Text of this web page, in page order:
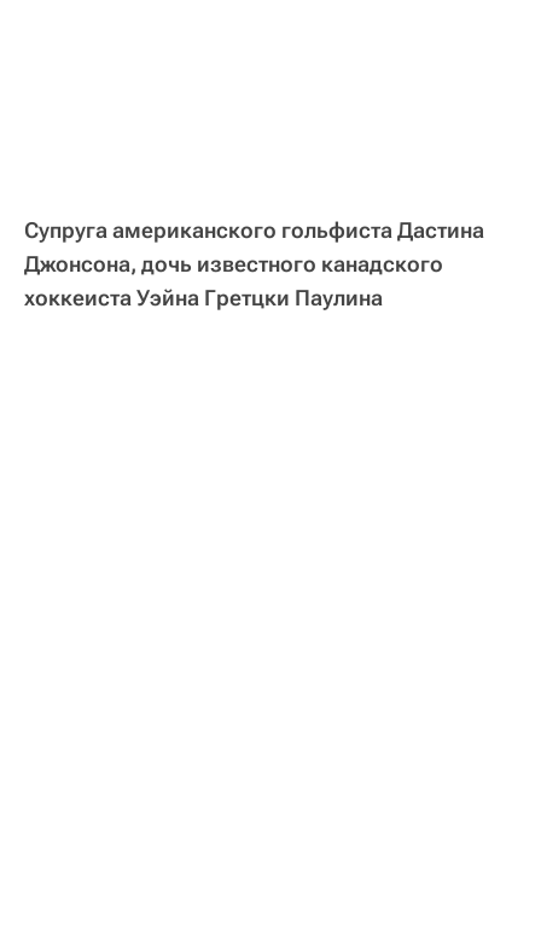
Супруга американского гольфиста Дастина
Джонсона, дочь известного канадского
хоккеиста Уэйна Гретцки Паулина